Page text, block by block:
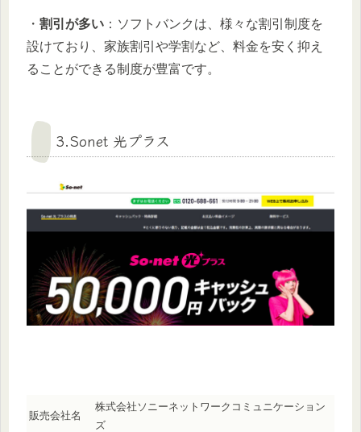
・ 割引が多い ：ソフトバンクは、様々な割引制度を
設けており、家族割引や学割など、料金を安く抑え
ることができる制度が豊富です。
3.Sonet 光プラス
販売会社名
株式会社ソニーネットワークコミュニケーション
ズ